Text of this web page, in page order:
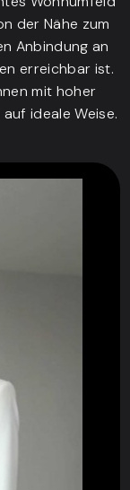
der Nähe zum
Anbindung an
erreichbar ist.
mit hoher
ideale Weise.